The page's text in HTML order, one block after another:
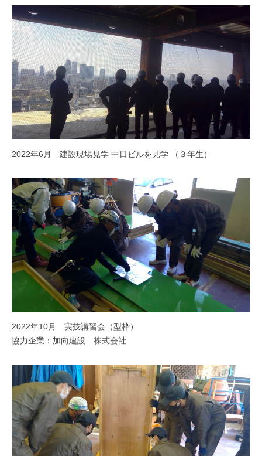
2022年6月 建設現場見学 中日ビルを見学 （３年生）
2022年10月 実技講習会（型枠）
協力企業：加向建設 株式会社